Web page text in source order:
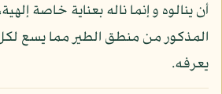
أن ينالوه و إنما ناله بعناية خاصة
المذكور من منطق الطير مما يسع
يعرفه.